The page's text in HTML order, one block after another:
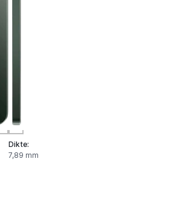
Dikte:
7,89 mm